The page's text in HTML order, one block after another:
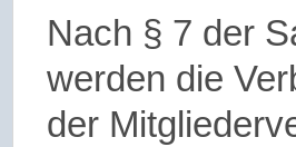
Nach § 7 der
werden die
der